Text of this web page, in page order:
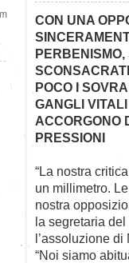
CON UNA
PERBENISMO,
POCO I
GANGLI
ACCORGONO
PRESSIONI
“La nostra
un millimetro.
nostra
la segretaria
l’assoluzione
“Noi siamo